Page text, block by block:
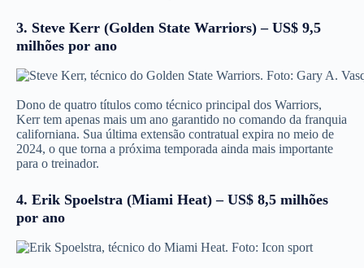
3. Steve Kerr (Golden State Warriors) – US$ 9,5
milhões por ano
Dono de quatro títulos como técnico principal dos Warriors,
Kerr tem apenas mais um ano garantido no comando da franquia
californiana. Sua última extensão contratual expira no meio de
2024, o que torna a próxima temporada ainda mais importante
para o treinador.
4. Erik Spoelstra (Miami Heat) – US$ 8,5 milhões
por ano